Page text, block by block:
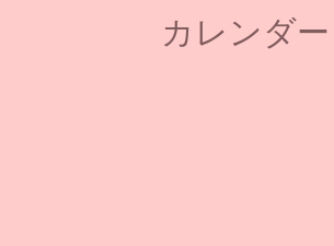
カレンダー